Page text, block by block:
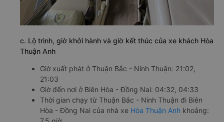
c. Lộ trình, giờ khởi hành và giờ kết thúc của xe khách Hòa
Thuận Anh
Giờ xuất phát ở Thuận Bắc - Ninh Thuận: 21:02,
21:03
Giờ đến nơi ở Biên Hòa - Đồng Nai: 04:32, 04:33
Thời gian chạy từ Thuận Bắc - Ninh Thuận đi Biên
Hòa - Đồng Nai của nhà xe Hòa Thuận Anh khoảng: